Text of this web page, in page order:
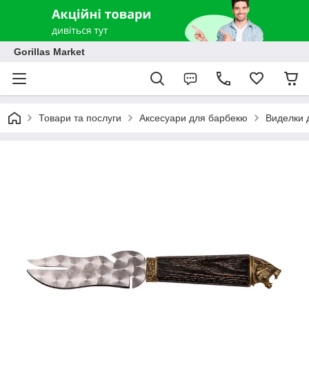
Gorillas Market
Товари та послуги Аксесуари для барбекю Виделки